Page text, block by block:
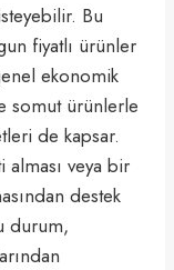
Bu
fiyatlı ürünler
ekonomik
somut ürünlerle
de kapsar.
alması veya bir
destek
durum,